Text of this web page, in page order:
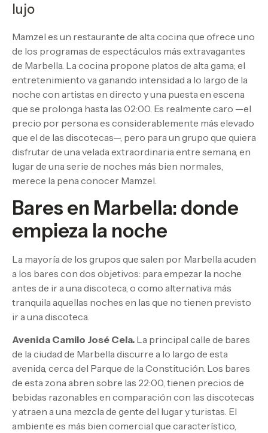
lujo
Mamzel es un restaurante de alta cocina que ofrece uno
de los programas de espectáculos más extravagantes
de Marbella. La cocina propone platos de alta gama; el
entretenimiento va ganando intensidad a lo largo de la
noche con artistas en directo y una puesta en escena
que se prolonga hasta las 02:00. Es realmente caro —el
precio por persona es considerablemente más elevado
que el de las discotecas—, pero para un grupo que quiera
disfrutar de una velada extraordinaria entre semana, en
lugar de una serie de noches más bien normales,
merece la pena conocer Mamzel.
Bares en Marbella: donde
empieza la noche
La mayoría de los grupos que salen por Marbella acuden
a los bares con dos objetivos: para empezar la noche
antes de ir a una discoteca, o como alternativa más
tranquila aquellas noches en las que no tienen previsto
ir a una discoteca.
Avenida Camilo José Cela. La principal calle de bares
de la ciudad de Marbella discurre a lo largo de esta
avenida, cerca del Parque de la Constitución. Los bares
de esta zona abren sobre las 22:00, tienen precios de
bebidas razonables en comparación con las discotecas
y atraen a una mezcla de gente del lugar y turistas. El
ambiente es más bien comercial que característico,